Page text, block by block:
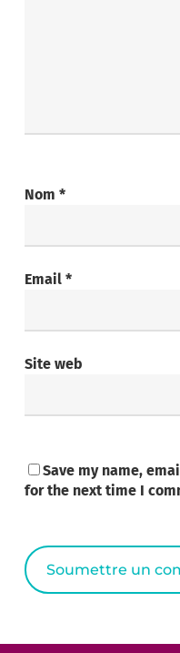
Nom *
Email *
Site web
Save my name,
for the next time I